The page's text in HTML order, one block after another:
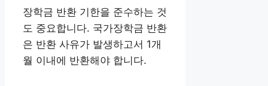
장학금 반환 기한을 준수하는 것
도 중요합니다. 국가장학금 반환
은 반환 사유가 발생하고서 1개
월 이내에 반환해야 합니다.